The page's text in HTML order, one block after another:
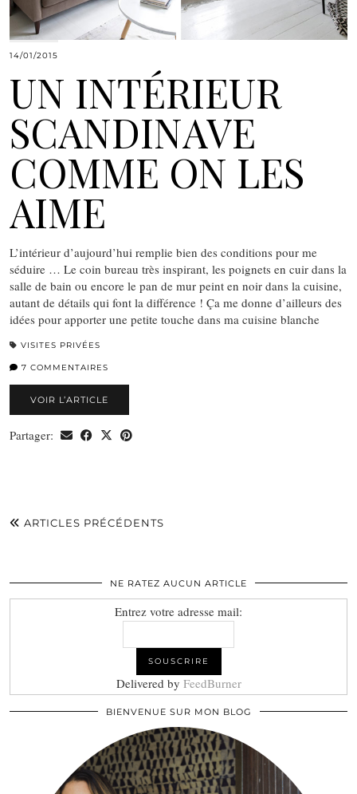
14/01/2015
UN INTÉRIEUR
SCANDINAVE
COMME ON LES
AIME
L’intérieur d’aujourd’hui remplie bien des conditions pour me
séduire … Le coin bureau très inspirant, les poignets en cuir dans la
salle de bain ou encore le pan de mur peint en noir dans la cuisine,
autant de détails qui font la différence ! Ça me donne d’ailleurs des
idées pour apporter une petite touche dans ma cuisine blanche
VISITES PRIVÉES
7 COMMENTAIRES
VOIR L’ARTICLE
Partager:
ARTICLES PRÉCÉDENTS
NE RATEZ AUCUN ARTICLE
Entrez votre adresse mail:
Delivered by FeedBurner
BIENVENUE SUR MON BLOG